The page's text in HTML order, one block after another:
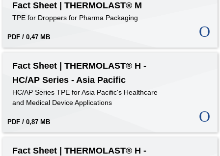
Fact Sheet | THERMOLAST® M
TPE for Droppers for Pharma Packaging
PDF / 0,47 MB
Fact Sheet | THERMOLAST® H -
HC/AP Series - Asia Pacific
HC/AP Series TPE for Asia Pacific's Healthcare
and Medical Device Applications
PDF / 0,87 MB
Fact Sheet | THERMOLAST® H -